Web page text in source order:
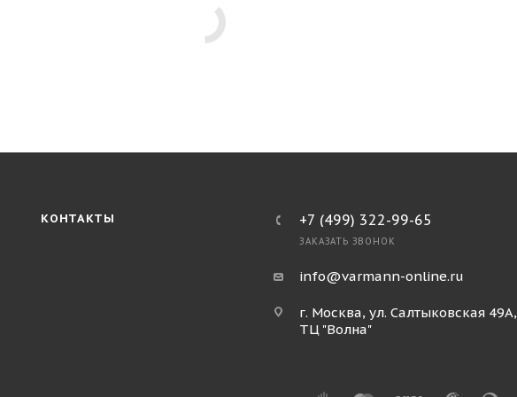
КОНТАКТЫ +7 (499) 322-99-65
ЗАКАЗАТЬ ЗВОНОК
info@varmann-online.ru
г. Москва, ул. Салтыковская 49А,
ТЦ "Волна"